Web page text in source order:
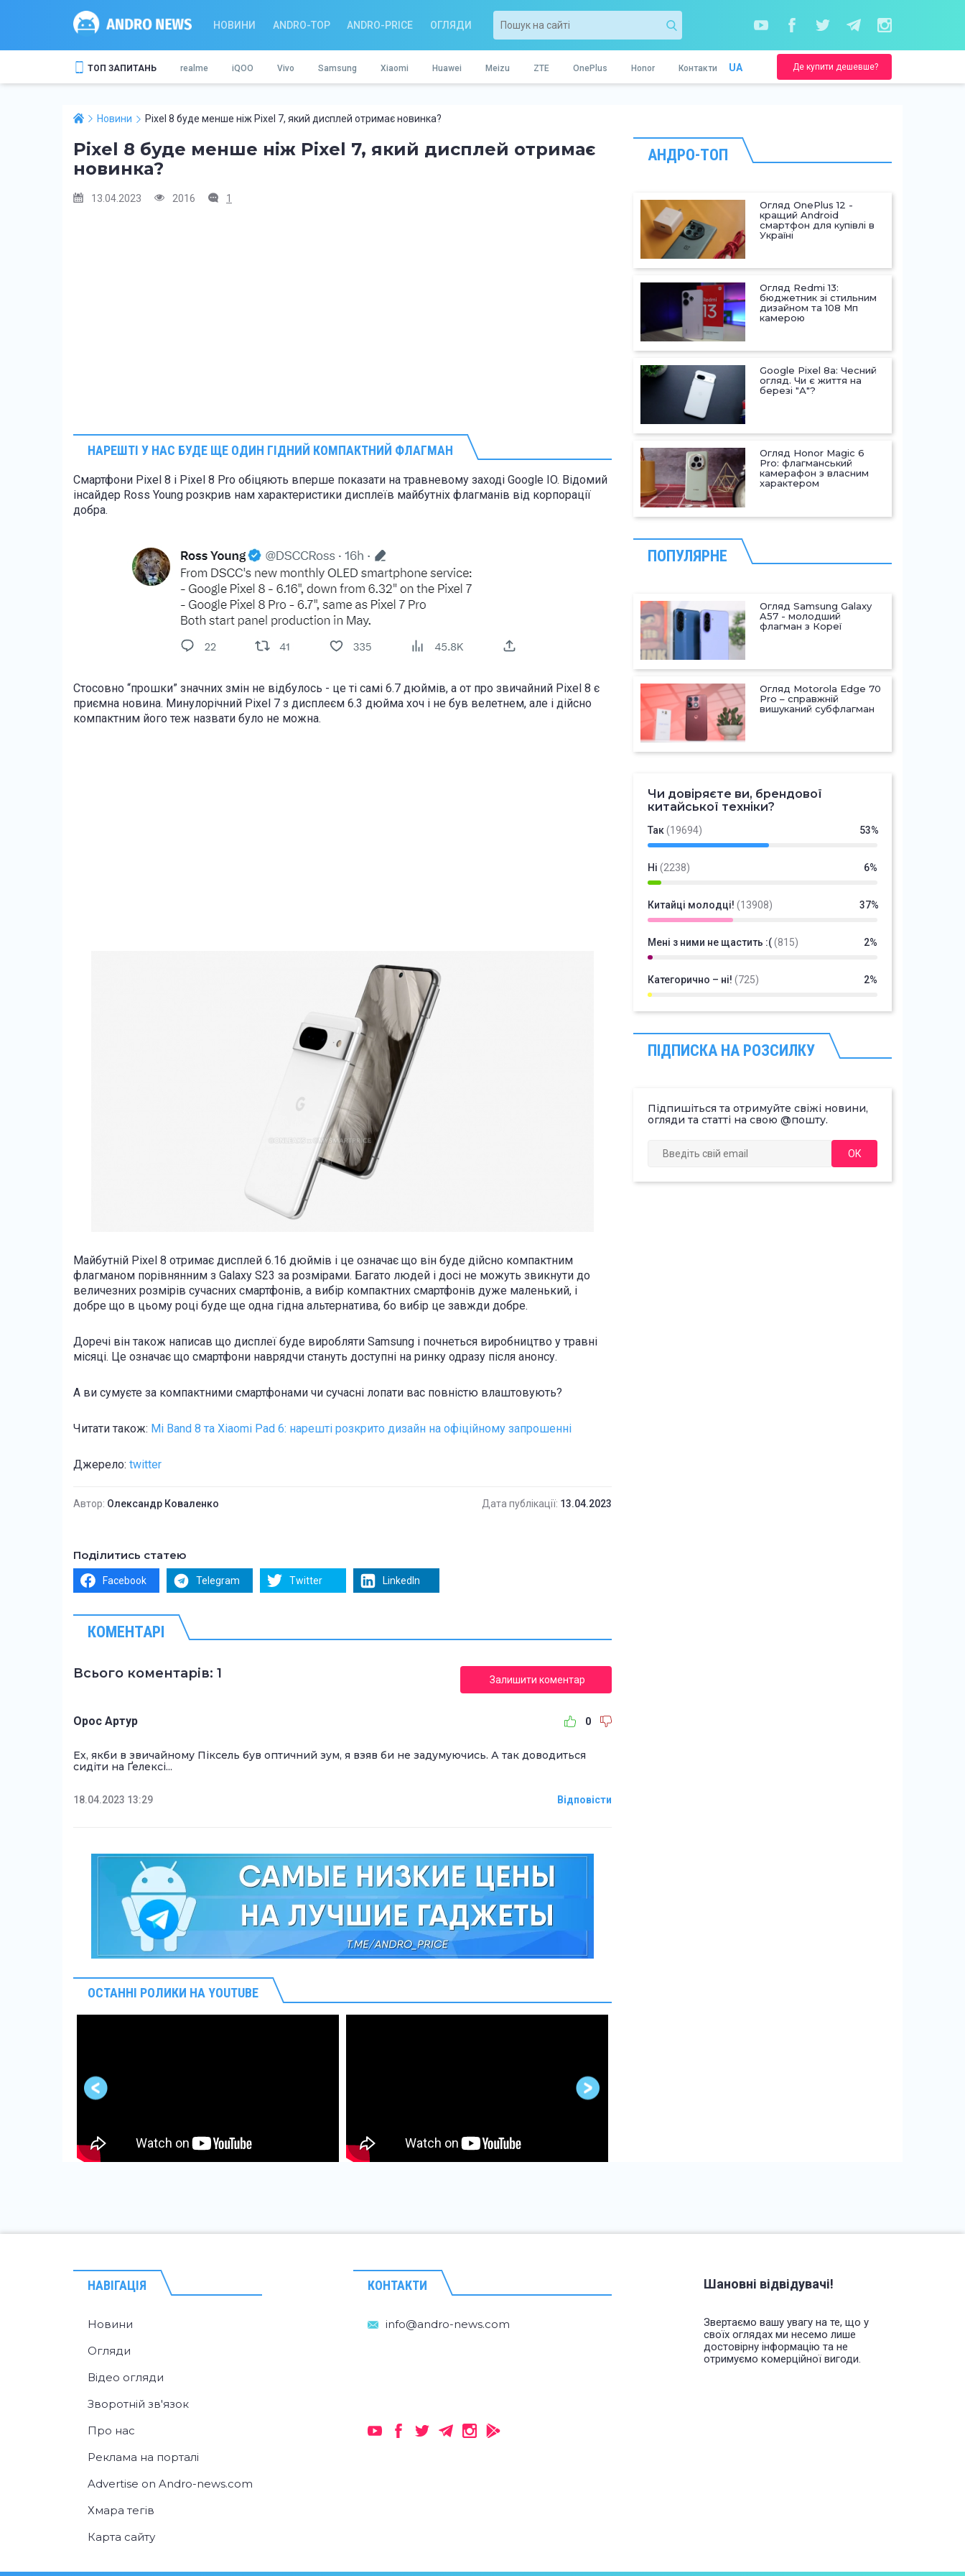
НОВИНИ ANDRO-TOP ANDRO-PRICE ОГЛЯДИ
ТОП ЗАПИТАНЬ realme iQOO Vivo Samsung Xiaomi Huawei Meizu ZTE OnePlus Honor Контакти UA Де купити дешевше?
Новини Pixel 8 буде менше ніж Pixel 7, який дисплей отримає новинка?
Pixel 8 буде менше ніж Pixel 7, який дисплей отримає
новинка?
13.04.2023 2016 1
НАРЕШТІ У НАС БУДЕ ЩЕ ОДИН ГІДНИЙ КОМПАКТНИЙ ФЛАГМАН
Смартфони Pixel 8 і Pixel 8 Pro обіцяють вперше показати на травневому заході Google IO. Відомий
інсайдер Ross Young розкрив нам характеристики дисплеїв майбутніх флагманів від корпорації
добра.
Стосовно “прошки” значних змін не відбулось - це ті самі 6.7 дюймів, а от про звичайний Pixel 8 є
приємна новина. Минулорічний Pixel 7 з дисплеєм 6.3 дюйма хоч і не був велетнем, але і дійсно
компактним його теж назвати було не можна.
Майбутній Pixel 8 отримає дисплей 6.16 дюймів і це означає що він буде дійсно компактним
флагманом порівнянним з Galaxy S23 за розмірами. Багато людей і досі не можуть звикнути до
величезних розмірів сучасних смартфонів, а вибір компактних смартфонів дуже маленький, і
добре що в цьому році буде ще одна гідна альтернатива, бо вибір це завжди добре.
Доречі він також написав що дисплеї буде виробляти Samsung і почнеться виробництво у травні
місяці. Це означає що смартфони наврядчи стануть доступні на ринку одразу після анонсу.
А ви сумуєте за компактними смартфонами чи сучасні лопати вас повністю влаштовують?
Читати також: Mi Band 8 та Xiaomi Pad 6: нарешті розкрито дизайн на офіційному запрошенні
Джерело: twitter
Автор: Олександр Коваленко Дата публікації: 13.04.2023
Поділитись статею
Facebook Telegram Twitter LinkedIn
КОМЕНТАРІ
Всього коментарів: 1 Залишити коментар
Орос Артур 0
Ех, якби в звичайному Піксель був оптичний зум, я взяв би не задумуючись. А так доводиться
сидіти на Ґелексі...
18.04.2023 13:29 Відповісти
ОСТАННІ РОЛИКИ НА YOUTUBE
АНДРО-ТОП
Огляд OnePlus 12 -
кращий Android
смартфон для купівлі в
Україні
Огляд Redmi 13:
бюджетник зі стильним
дизайном та 108 Мп
камерою
Google Pixel 8a: Чесний
огляд. Чи є життя на
березі "А"?
Огляд Honor Magic 6
Pro: флагманський
камерафон з власним
характером
ПОПУЛЯРНЕ
Огляд Samsung Galaxy
A57 - молодший
флагман з Кореї
Огляд Motorola Edge 70
Pro – справжній
вишуканий субфлагман
Чи довіряєте ви, брендової
китайської техніки?
Так(19694) 53%
Ні (2238) 6%
Китайці молодці! (13908) 37%
Мені з ними не щастить :((815) 2%
Категорично – ні! (725) 2%
ПІДПИСКА НА РОЗСИЛКУ
Підпишіться та отримуйте свіжі новини,
огляди та статті на свою @пошту.
ОК
НАВІГАЦІЯ
Новини
Огляди
Відео огляди
Зворотній зв'язок
Про нас
Реклама на порталі
Advertise on Andro-news.com
Хмара тегів
Карта сайту
КОНТАКТИ Шановні відвідувачі!
Звертаємо вашу увагу на те, що у
своїх оглядах ми несемо лише
достовірну інформацію та не
отримуємо комерційної вигоди.